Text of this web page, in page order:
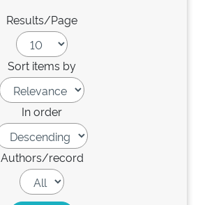
Results/Page
Sort items by
In order
Authors/record